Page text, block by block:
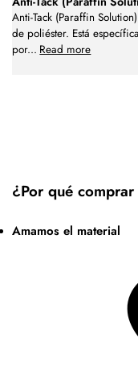
Anti-Tack (Paraffin
de poliéster. Está
por... Read more
¿Por qué
Amamos el material